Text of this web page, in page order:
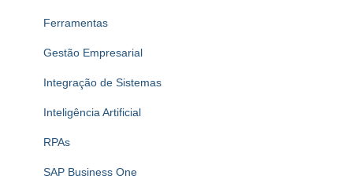
Ferramentas
Gestão Empresarial
Integração de Sistemas
Inteligência Artificial
RPAs
SAP Business One